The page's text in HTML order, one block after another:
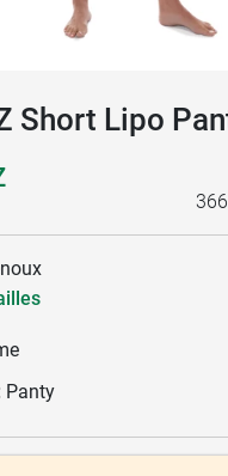
Short Lipo
Panty